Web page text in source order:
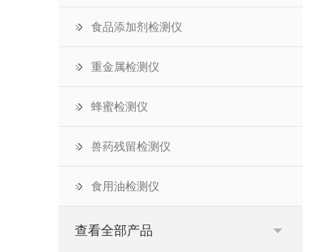
食品添加剂检测仪
重金属检测仪
蜂蜜检测仪
兽药残留检测仪
食用油检测仪
查看全部产品